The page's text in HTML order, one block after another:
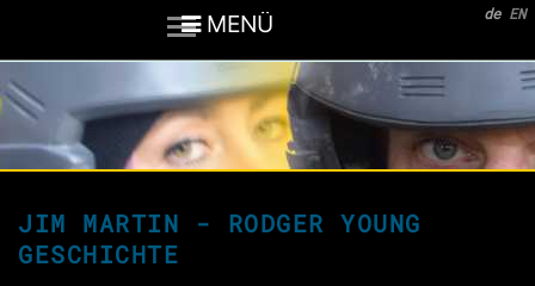
de EN
MENÜ
JIM MARTIN - RODGER YOUNG
GESCHICHTE